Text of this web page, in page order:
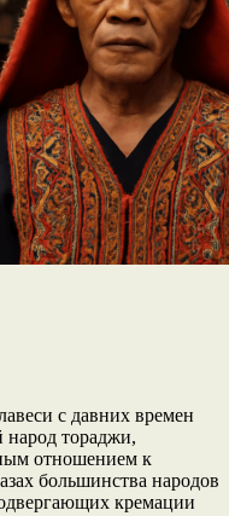
с давних времен
тораджи,
отношением к
большинства народов
кремации